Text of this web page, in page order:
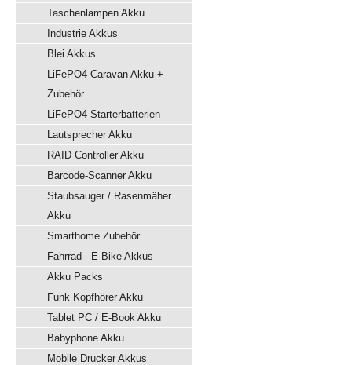
Taschenlampen Akku
Industrie Akkus
Blei Akkus
LiFePO4 Caravan Akku +
Zubehör
LiFePO4 Starterbatterien
Lautsprecher Akku
RAID Controller Akku
Barcode-Scanner Akku
Staubsauger / Rasenmäher
Akku
Smarthome Zubehör
Fahrrad - E-Bike Akkus
Akku Packs
Funk Kopfhörer Akku
Tablet PC / E-Book Akku
Babyphone Akku
Mobile Drucker Akkus